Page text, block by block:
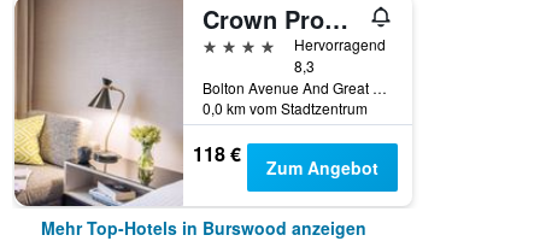
Crown Promenade Perth
4 Sterne
Hervorragend
8,3
Bolton Avenue And Great Eastern Highway, Burswood, WA, Australien
0,0 km vom Stadtzentrum
118 € Zum Angebot
Mehr Top-Hotels in Burswood anzeigen